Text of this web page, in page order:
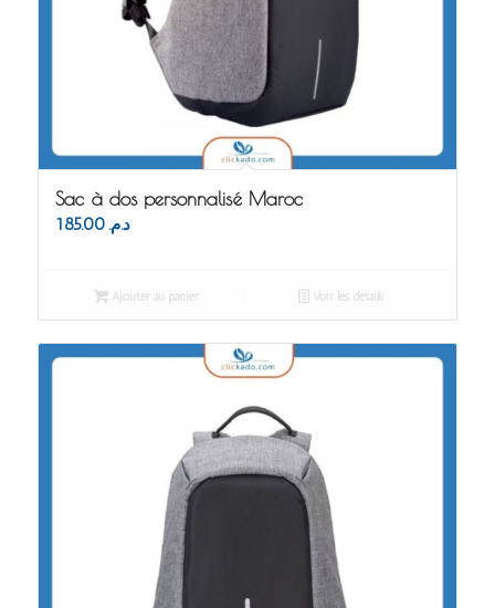
Sac à dos personnalisé Maroc
د.م. 185.00
Ajouter au panier Voir les détails